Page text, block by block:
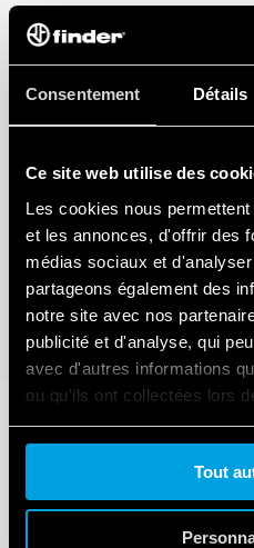
Consentement Détails
Ce site web utilise des
Les cookies nous
et les annonces, d'offrir des
médias sociaux et
partageons également des
notre site avec nos
publicité et d'analyse, qui
avec d'autres informations
ou qu'ils ont collectées lors
services.
Tout